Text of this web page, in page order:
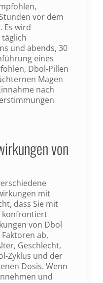
vor dem
Es wird
und abends, 30
eines
Dbol-Pillen
Magen
nach
von
mit
dass Sie mit
konfrontiert
von Dbol
ab,
Geschlecht,
Zyklus und der
Dosis. Wenn
und